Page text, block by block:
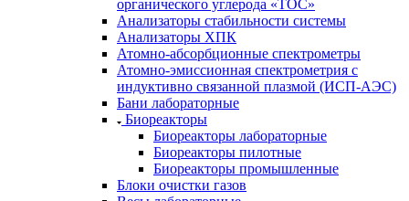
органического углерода «TOC»
Анализаторы стабильности системы
Анализаторы ХПК
Атомно-абсорбционные спектрометры
Атомно-эмиссионная спектрометрия с
индуктивно связанной плазмой (ИСП-АЭС)
Бани лабораторные
Биореакторы
Биореакторы лабораторные
Биореакторы пилотные
Биореакторы промышленные
Блоки очистки газов